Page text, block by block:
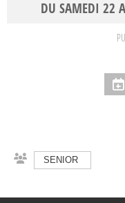
DU SAMEDI 22
SENIOR